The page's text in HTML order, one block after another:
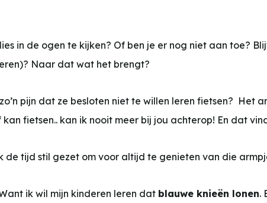
in de ogen te kijken? Of ben je er nog niet aan toe?
Naar dat wat het brengt?
pijn dat ze besloten niet te willen leren fietsen? Het
fietsen.. kan ik nooit meer bij jou achterop! En dat
de tijd stil gezet om voor altijd te genieten van die
ik wil mijn kinderen leren dat blauwe knieën lonen.